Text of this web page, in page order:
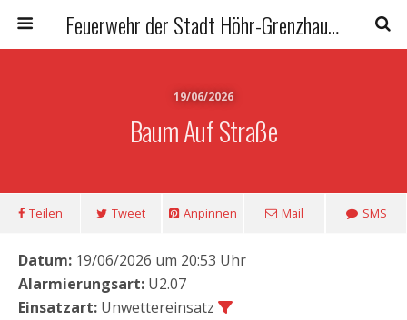
Feuerwehr der Stadt Höhr-Grenzhausen
19/06/2026
Baum Auf Straße
Teilen Tweet Anpinnen Mail SMS
Datum: 19/06/2026 um 20:53 Uhr
Alarmierungsart: U2.07
Einsatzart: Unwettereinsatz